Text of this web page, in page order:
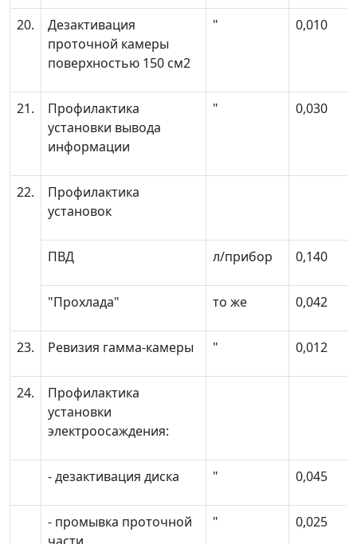
20.
Дезактивация
проточной камеры
поверхностью 150 см2
" 0,010
21.
Профилактика
установки вывода
информации
" 0,030
22.
Профилактика
установок
ПВД л/прибор 0,140
"Прохлада" то же 0,042
23. Ревизия гамма-камеры " 0,012
24.
Профилактика
установки
электроосаждения:
- дезактивация диска " 0,045
- промывка проточной
" 0,025